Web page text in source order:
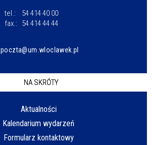
tel.:
54 414 40 00
fax.:
54 414 44 44
poczta@um.wloclawek.pl
NA SKRÓTY
Aktualności
Kalendarium wydarzeń
Formularz kontaktowy